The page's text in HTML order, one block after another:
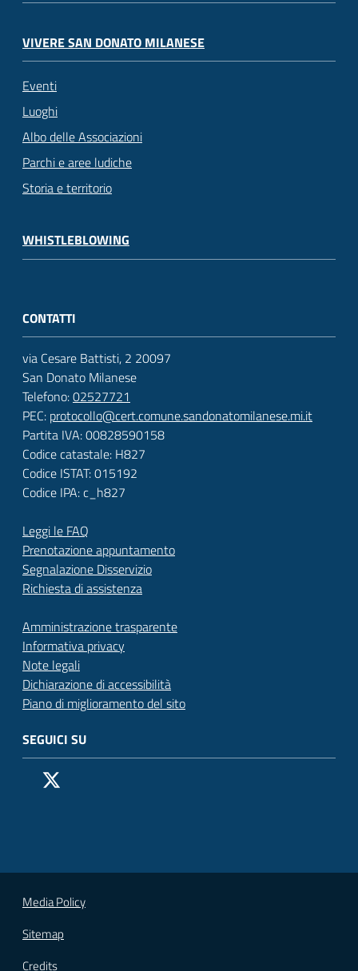
VIVERE SAN DONATO MILANESE
Eventi
Luoghi
Albo delle Associazioni
Parchi e aree ludiche
Storia e territorio
WHISTLEBLOWING
CONTATTI
via Cesare Battisti, 2 20097
San Donato Milanese
Telefono:02527721
PEC: protocollo@cert.comune.sandonatomilanese.mi.it
Partita IVA: 00828590158
Codice catastale: H827
Codice ISTAT: 015192
Codice IPA: c_h827
Leggi le FAQ
Prenotazione appuntamento
Segnalazione Disservizio
Richiesta di assistenza
Amministrazione trasparente
Informativa privacy
Note legali
Dichiarazione di accessibilità
Piano di miglioramento del sito
SEGUICI SU
Pagina Facebook del Comune di San Donato Milanese
Vai alla pagina
Media Policy
Sitemap
Credits